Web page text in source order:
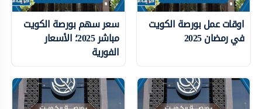
اوقات عمل بورصة الكويت
في رمضان 2025
سعر سهم بورصة الكويت
مباشر 2025؛ الأسعار
الفورية